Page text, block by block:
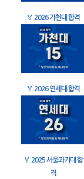
🏅 2026 가천대 합격
🏅 2026 연세대 합격
🏅 2025 서울과기대 합
격